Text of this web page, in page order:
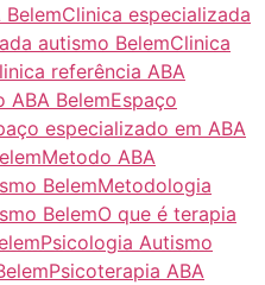
Clinica especializada
autismo BelemClinica
referência ABA
ABA BelemEspaço
especializado em ABA
Metodo ABA
BelemMetodologia
BelemO que é terapia
Psicologia Autismo
Psicoterapia ABA